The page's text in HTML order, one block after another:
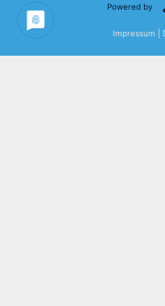
© 2026
Powered by
Impressum